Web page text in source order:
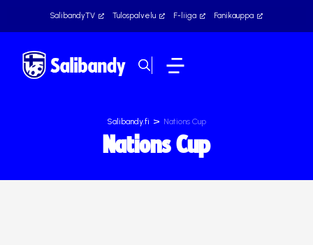
SalibandyTV Tulospalvelu F-liiga Fanikauppa
Salibandy.fi > Nations Cup
Nations Cup